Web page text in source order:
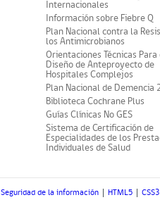
Internacionales
Información sobre Fiebre Q
Plan Nacional contra la
los Antimicrobianos
Orientaciones Técnicas
Diseño de Anteproyecto de
Hospitales Complejos
Plan Nacional de Demencia
Biblioteca Cochrane Plus
Guías Clínicas No GES
Sistema de Certificación de
Especialidades de los
Individuales de Salud
Seguridad de la información HTML5 CSS3